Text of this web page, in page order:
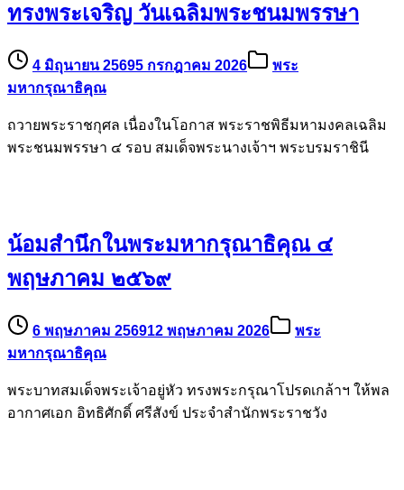
ทรงพระเจริญ วันเฉลิมพระชนมพรรษา
4 มิถุนายน 25695 กรกฎาคม 2026
พระ
มหากรุณาธิคุณ
ถวายพระราชกุศล เนื่องในโอกาส พระราชพิธีมหามงคลเฉลิม
พระชนมพรรษา ๔ รอบ สมเด็จพระนางเจ้าฯ พระบรมราชินี
น้อมสำนึกในพระมหากรุณาธิคุณ ๔
พฤษภาคม ๒๕๖๙
6 พฤษภาคม 256912 พฤษภาคม 2026
พระ
มหากรุณาธิคุณ
พระบาทสมเด็จพระเจ้าอยู่หัว ทรงพระกรุณาโปรดเกล้าฯ ให้พล
อากาศเอก อิทธิศักดิ์ ศรีสังข์ ประจำสำนักพระราชวัง